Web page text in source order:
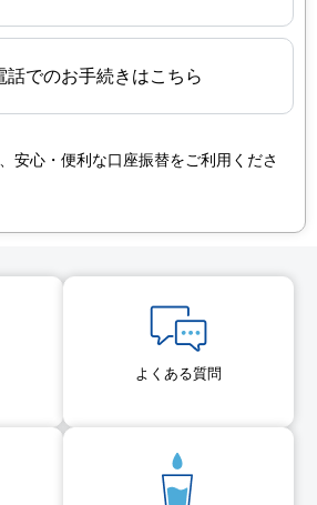
話でのお手続きはこちら
安心・便利な口座振替をご利用くださ
よくある質問